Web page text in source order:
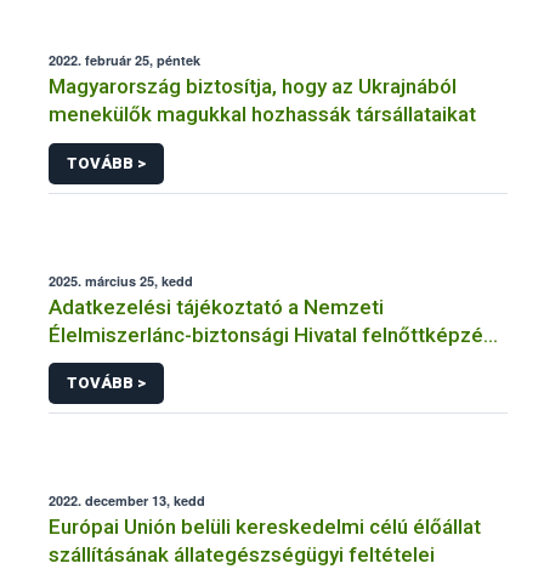
2022. február 25, péntek
Magyarország biztosítja, hogy az Ukrajnából
menekülők magukkal hozhassák társállataikat
TOVÁBB >
2025. március 25, kedd
Adatkezelési tájékoztató a Nemzeti
Élelmiszerlánc-biztonsági Hivatal felnőttképzési
tevékenységéhez kapcsolódó adatkezeléséhez
TOVÁBB >
2022. december 13, kedd
Európai Unión belüli kereskedelmi célú élőállat
szállításának állategészségügyi feltételei